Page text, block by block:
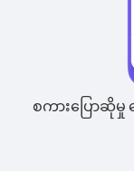
စကားပြောဆိုမှု